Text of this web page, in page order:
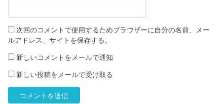
次回のコメントで使用するためブラウザーに自分の名前、メー
ルアドレス、サイトを保存する。
新しいコメントをメールで通知
新しい投稿をメールで受け取る